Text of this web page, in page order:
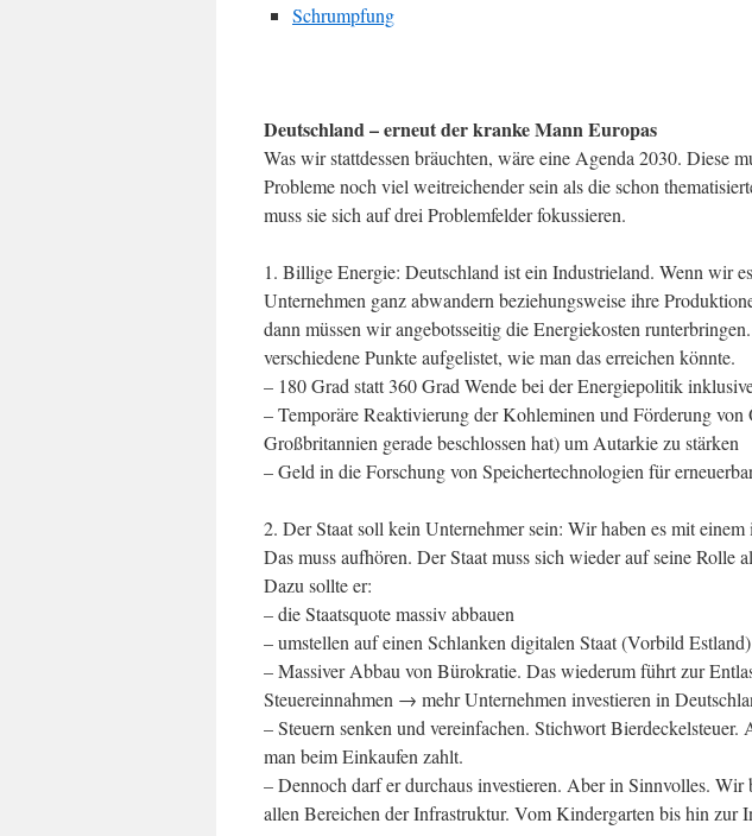
Schrumpfung
Deutschland – erneut der kranke Mann Europas
Was wir stattdessen bräuchten, wäre eine Agenda 2030. Diese
Probleme noch viel weitreichender sein als die schon
muss sie sich auf drei Problemfelder fokussieren.
1. Billige Energie: Deutschland ist ein Industrieland. Wenn wir
Unternehmen ganz abwandern beziehungsweise ihre
dann müssen wir angebotsseitig die Energiekosten
verschiedene Punkte aufgelistet, wie man das erreichen könnte.
– 180 Grad statt 360 Grad Wende bei der Energiepolitik
– Temporäre Reaktivierung der Kohleminen und Förderung von
Großbritannien gerade beschlossen hat) um Autarkie zu stärken
– Geld in die Forschung von Speichertechnologien für
2. Der Staat soll kein Unternehmer sein: Wir haben es mit
Das muss aufhören. Der Staat muss sich wieder auf seine Rolle
Dazu sollte er:
– die Staatsquote massiv abbauen
– umstellen auf einen Schlanken digitalen Staat (Vorbild Estland)
– Massiver Abbau von Bürokratie. Das wiederum führt zur
Steuereinnahmen → mehr Unternehmen investieren in
– Steuern senken und vereinfachen. Stichwort Bierdeckelsteuer.
man beim Einkaufen zahlt.
– Dennoch darf er durchaus investieren. Aber in Sinnvolles. Wir
allen Bereichen der Infrastruktur. Vom Kindergarten bis hin zur